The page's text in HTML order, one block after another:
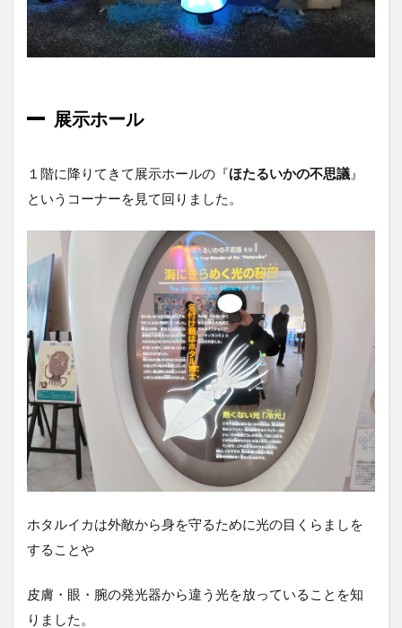
展示ホール
１階に降りてきて展示ホールの『ほたるいかの不思議 』
というコーナーを見て回りました。
ホタルイカは外敵から身を守るために光の目くらましを
することや
皮膚・眼・腕の発光器から違う光を放っていることを知
りました。